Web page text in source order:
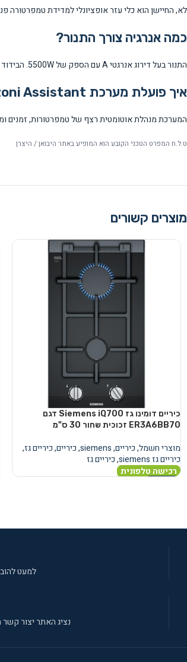
לא, החיישן הוא כלי עזר אופציונלי למדידת טמפרטורה
כמה אנרגיה צורך התנור?
התנור בעל דירוג אנרגטי A עם הספק של 5500W. הבידוד המתקדם וזכוכית רבע-השכבתי מפחיתים את הצריכה בפועל.
איך פועלת מערכת Bertazzoni Assistant?
המערכת מנהלת אוטומטית רצף של טמפרטורות, זמנים
ט.ל.ח המפרט הטכני הקובע הוא המופיע באתר היבואן / היצרן
מוצרים קשורים
כיריים דומינו גז Siemens iQ700 דגם
ER3A6BB70 זכוכית שחור 30 ס"מ
מוצרי חשמל,כיריים,
siemens
,כיריים,כיריים גז,
כיריים גז siemens
,כיריים גז
רכישה טלפונית
למעט
נציג האתר יצור